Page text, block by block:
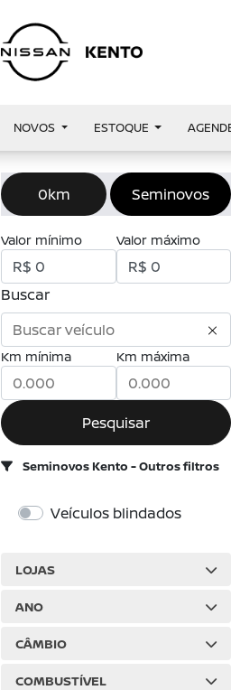
NOVOS ESTOQUE
0km Seminovos
Valor mínimo Valor máximo
Buscar
Km mínima Km máxima
Pesquisar
Seminovos Kento - Outros filtros
Veículos blindados
LOJAS
ANO
CÂMBIO
COMBUSTÍVEL